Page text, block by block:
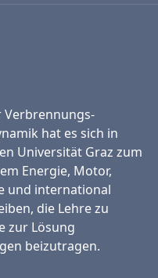
Verbrennungs­
hat es sich in
Universität Graz zum
Energie, Motor,
und international
die Lehre zu
zur Lösung
beizutragen.